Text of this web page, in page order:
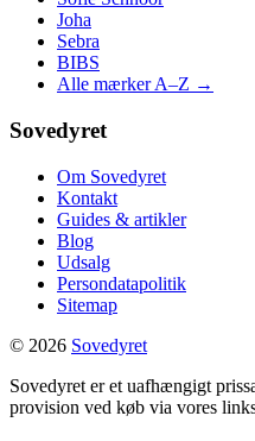
Joha
Sebra
BIBS
Alle mærker A–Z →
Sovedyret
Om Sovedyret
Kontakt
Guides & artikler
Blog
Udsalg
Persondatapolitik
Sitemap
© 2026 Sovedyret
Sovedyret er et uafhængigt
provision ved køb via vores